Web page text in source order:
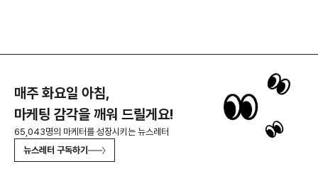
매주 화요일 아침,
마케팅 감각을 깨워 드릴게요!
65,043명의 마케터를 성장시키는 뉴스레터
뉴스레터 구독하기